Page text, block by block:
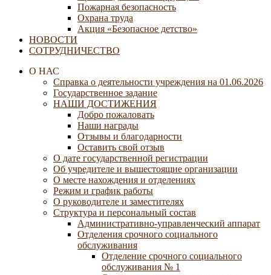
Пожарная безопасность
Охрана труда
Акция «Безопасное детство»
НОВОСТИ
СОТРУДНИЧЕСТВО
О НАС
Справка о деятельности учреждения на 01.06.2026
Государственное задание
НАШИ ДОСТИЖЕНИЯ
Добро пожаловать
Наши награды
Отзывы и благодарности
Оставить свой отзыв
О дате государственной регистрации
Об учредителе и вышестоящие организации
О месте нахождения и отделениях
Режим и график работы
О руководителе и заместителях
Структура и персональный состав
Административно-управленческий аппарат
Отделения срочного социального
обслуживания
Отделение срочного социального
обслуживания № 1